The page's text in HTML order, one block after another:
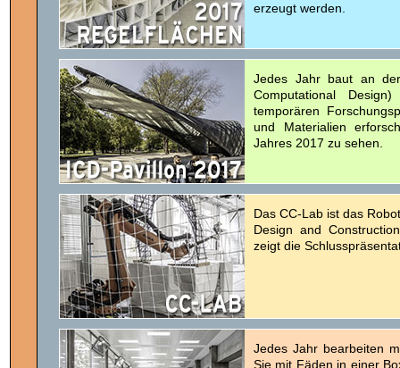
erzeugt werden.
Jedes Jahr baut an
Computational
temporären
und Materialien
Jahres 2017 zu sehen.
Das CC-Lab ist das
Design and
zeigt die
Jedes Jahr bearbeiten
Sie mit Fäden in einer